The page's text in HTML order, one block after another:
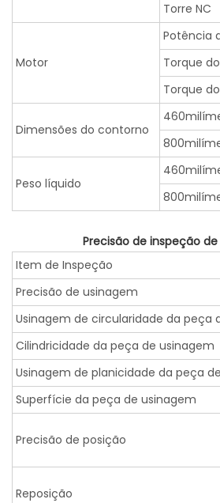
Torre NC
Motor
Potência
Torque
Torque
Dimensões do contorno
Peso líquido
Precisão de inspeção
Item de Inspeção
Precisão de usinagem
Usinagem de circularidade da peça
Cilindricidade da peça de usinagem
Usinagem de planicidade da peça
Superfície da peça de usinagem
Precisão de posição
Reposição